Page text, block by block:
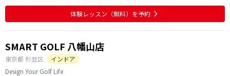
体験レッスン （無料） を予約
SMART GOLF 八幡山店
東京都 杉並区
インドア
Design Your Golf Life